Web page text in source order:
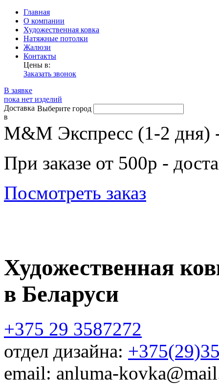
Главная
О компании
Художественная ковка
Натяжные потолки
Жалюзи
Контакты
Цены в:
Заказать звонок
В заявке
пока нет изделий
Доставка
в
Выберите город
М&М Экспресс (1-2 дня)
При заказе от 500р -
Посмотреть заказ
Художественная
в Беларуси
+375 29 3587272
отдел дизайна:
email: anluma-